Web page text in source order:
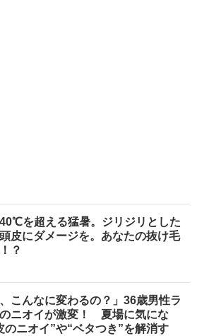
を超える猛暑。ジリジリとした
皮にダメージを。あなたの抜け毛
？
、こんなに変わるの？」36歳男性ラ
ニオイが激変！ 夏場に気にな
のニオイ”や“ベタつき”を解消す